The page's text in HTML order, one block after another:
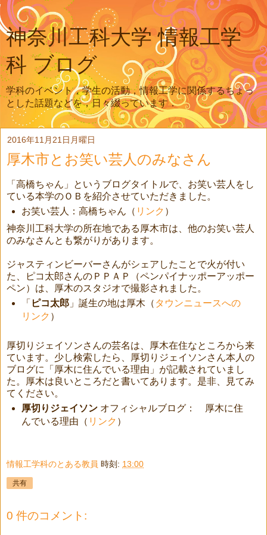
神奈川工科大学 情報工学
科 ブログ
学科のイベント，学生の活動，情報工学に関係するちょっ
とした話題などを，日々綴っています．
2016年11月21日月曜日
厚木市とお笑い芸人のみなさん
「高橋ちゃん」というブログタイトルで、お笑い芸人をし
ている本学のＯＢを紹介させていただきました。
お笑い芸人：高橋ちゃん（ リンク ）
神奈川工科大学の所在地である厚木市は、他のお笑い芸人
のみなさんとも繋がりがあります。
ジャスティンビーバーさんがシェアしたことで火が付い
た、ピコ太郎さんのＰＰＡＰ（ペンパイナッポーアッポー
ペン）は、厚木のスタジオで撮影されました。
「 ピコ太郎」誕生の地は厚木（ タウンニュースへの
リンク ）
厚切りジェイソンさんの芸名は、厚木在住なところから来
ています。少し検索したら、厚切りジェイソンさん本人の
ブログに「厚木に住んでいる理由」が記載されていまし
た。厚木は良いところだと書いてあります。是非、見てみ
てください。
厚切りジェイソンオフィシャルブログ： 厚木に住
んでいる理由（ リンク ）
情報工学科のとある教員 時刻: 13:00
共有
0 件のコメント: